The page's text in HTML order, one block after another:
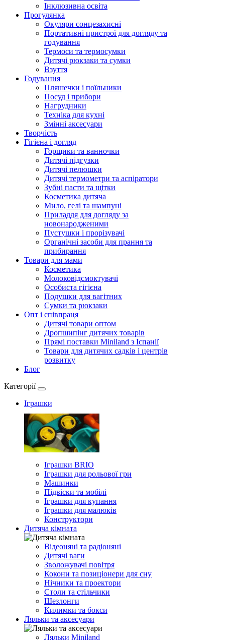
Інклюзивна освіта
Прогулянка
Окуляри сонцезахисні
Портативні пристрої для догляду та
годування
Термоси та термосумки
Дитячі рюкзаки та сумки
Взуття
Годування
Пляшечки і поїльники
Посуд і прибори
Нагрудники
Техніка для кухні
Змінні аксесуари
Творчість
Гігієна і догляд
Горщики та ванночки
Дитячі підгузки
Дитячі пелюшки
Дитячі термометри та аспіратори
Зубні пасти та щітки
Косметика дитяча
Мило, гелі та шампуні
Приладдя для догляду за
новонародженими
Пустушки і прорізувачі
Органічні засоби для прання та
прибирання
Товари для мами
Косметика
Молоковідсмоктувачі
Особиста гігієна
Подушки для вагітних
Сумки та рюкзаки
Опт і співпраця
Дитячі товари оптом
Дропшипінг дитячих товарів
Прямі поставки Miniland з Іспанії
Товари для дитячих садків і центрів
розвитку
Блог
Категорії
Іграшки
Іграшки BRIO
Іграшки для рольової гри
Машинки
Підвіски та мобілі
Іграшки для купання
Іграшки для малюків
Конструктори
Дитяча кімната
Відеоняні та радіоняні
Дитячі ваги
Зволожувачі повітря
Кокони та позиціонери для сну
Нічники та проектори
Столи та стільчики
Шезлонги
Килимки та бокси
Ляльки та аксесуари
Ляльки Miniland